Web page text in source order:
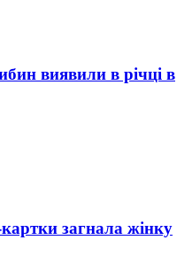
виявили в річці в
загнала жінку